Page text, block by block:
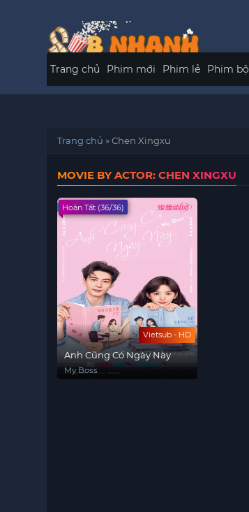
Trang chủ Phim mới Phim lẻ Phim bộ
Trang chủ »Chen Xingxu
MOVIE BY ACTOR: CHEN XINGXU
Vietsub - HD
Hoàn Tất (36/36)
Anh Cũng Có Ngày Này
My Boss